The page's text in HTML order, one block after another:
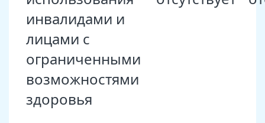
инвалидами и
лицами с
ограниченными
возможностями
здоровья